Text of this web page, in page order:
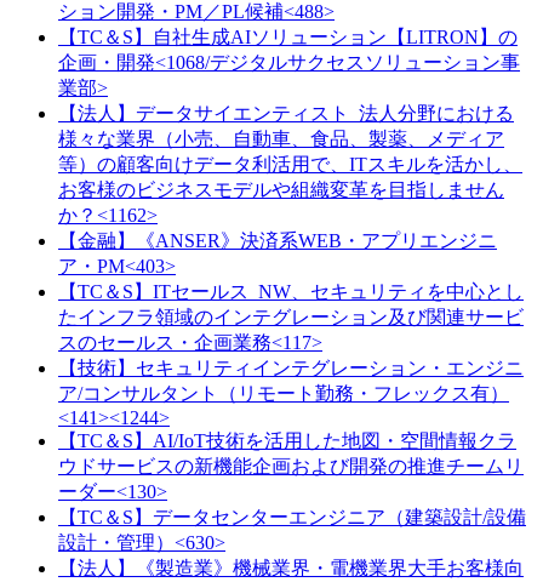
ション開発・PM／PL候補<488>
【TC＆S】自社生成AIソリューション【LITRON】の
企画・開発<1068/デジタルサクセスソリューション事
業部>
【法人】データサイエンティスト_法人分野における
様々な業界（小売、自動車、食品、製薬、メディア
等）の顧客向けデータ利活用で、ITスキルを活かし、
お客様のビジネスモデルや組織変革を目指しません
か？<1162>
【金融】《ANSER》決済系WEB・アプリエンジニ
ア・PM<403>
【TC＆S】ITセールス_NW、セキュリティを中心とし
たインフラ領域のインテグレーション及び関連サービ
スのセールス・企画業務<117>
【技術】セキュリティインテグレーション・エンジニ
ア/コンサルタント（リモート勤務・フレックス有）
<141><1244>
【TC＆S】AI/IoT技術を活用した地図・空間情報クラ
ウドサービスの新機能企画および開発の推進チームリ
ーダー<130>
【TC＆S】データセンターエンジニア（建築設計/設備
設計・管理）<630>
【法人】《製造業》機械業界・電機業界大手お客様向